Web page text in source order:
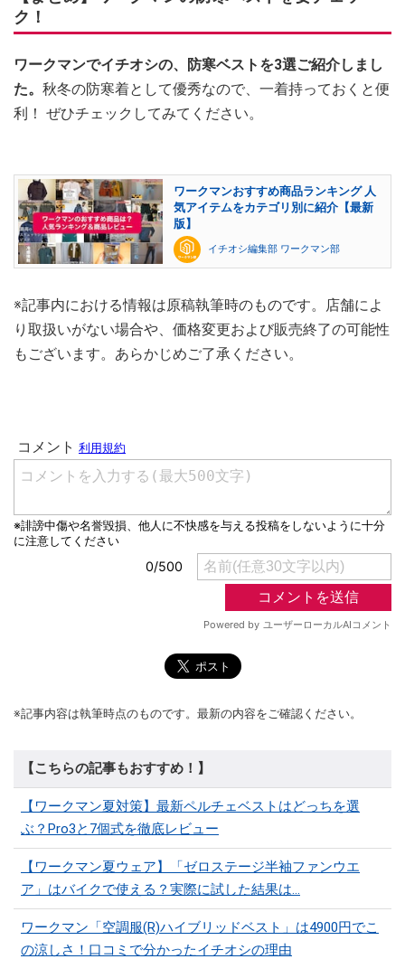
ク！
ワークマンでイチオシの、防寒ベストを3選ご紹介しまし
た。 秋冬の防寒着として優秀なので、一着持っておくと便
利！ ぜひチェックしてみてください。
ワークマンおすすめ商品ランキング 人
気アイテムをカテゴリ別に紹介【最新
版】
イチオシ編集部 ワークマン部
※記事内における情報は原稿執筆時のものです。店舗によ
り取扱いがない場合や、価格変更および販売終了の可能性
もございます。あらかじめご了承ください。
※記事内容は執筆時点のものです。最新の内容をご確認ください。
【こちらの記事もおすすめ！】
【ワークマン夏対策】最新ペルチェベストはどっちを選
ぶ？Pro3と7個式を徹底レビュー
【ワークマン夏ウェア】「ゼロステージ半袖ファンウエ
ア」はバイクで使える？実際に試した結果は…
ワークマン「空調服(R)ハイブリッドベスト」は4900円でこ
の涼しさ！口コミで分かったイチオシの理由